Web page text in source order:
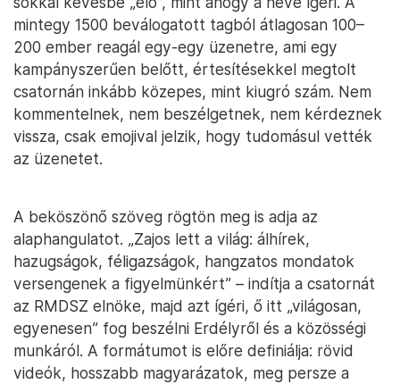
mintegy 1500 beválogatott tagból átlagosan 100–
200 ember reagál egy-egy üzenetre, ami egy
kampányszerűen belőtt, értesítésekkel megtolt
csatornán inkább közepes, mint kiugró szám. Nem
kommentelnek, nem beszélgetnek, nem kérdeznek
vissza, csak emojival jelzik, hogy tudomásul vették
az üzenetet.
A beköszönő szöveg rögtön meg is adja az
alaphangulatot. „Zajos lett a világ: álhírek,
hazugságok, féligazságok, hangzatos mondatok
versengenek a figyelmünkért” – indítja a csatornát
az RMDSZ elnöke, majd azt ígéri, ő itt „világosan,
egyenesen” fog beszélni Erdélyről és a közösségi
munkáról. A formátumot is előre definiálja: rövid
videók, hosszabb magyarázatok, meg persze a